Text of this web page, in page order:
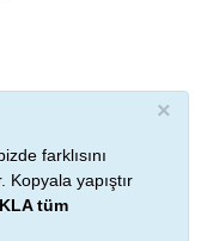
×
farklısını
yapıştır
tüm